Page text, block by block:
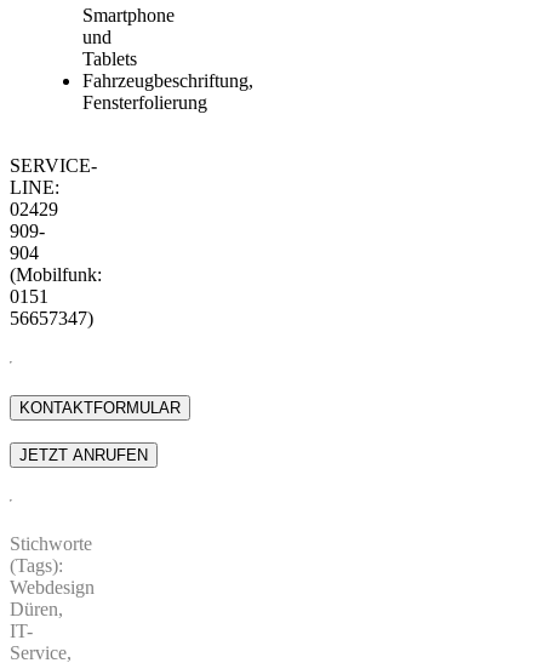
Smartphone
und
Tablets
Fahrzeugbeschriftung,
Fensterfolierung
SERVICE-
LINE:
02429
909-
904
(Mobilfunk:
0151
56657347)
Stichworte
(Tags):
Webdesign
Düren,
IT-
Service,